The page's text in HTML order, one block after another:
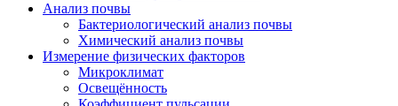
Анализ почвы
Бактериологический анализ почвы
Химический анализ почвы
Измерение физических факторов
Микроклимат
Освещённость